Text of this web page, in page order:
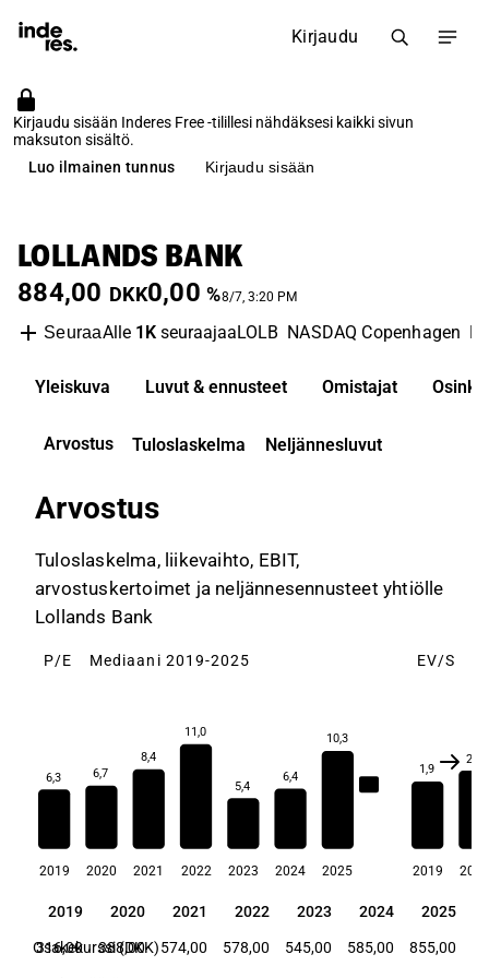
Kirjaudu
Kirjaudu sisään Inderes Free -tilillesi nähdäksesi kaikki sivun
maksuton sisältö.
Luo ilmainen tunnus
Kirjaudu sisään
LOLLANDS BANK
884,00 DKK0,00 %8/7, 3:20 PM
SeuraaAlle 1KseuraajaaLOLB NASDAQ Copenhagen
Yleiskuva Luvut & ennusteet Omistajat Osinko
Arvostus Tuloslaskelma Neljännesluvut
Arvostus
Tuloslaskelma, liikevaihto, EBIT,
arvostuskertoimet ja neljännesennusteet yhtiölle
Lollands Bank
P/E Mediaani 2019-2025
6,3 6,7
8,4
11,0
5,4
6,4
10,3
2019 2020 2021 2022 2023 2024 2025
EV/S
1,9
2,2
2019 2020
2019 2020 2021 2022 2023 2024 2025
2019 2020 2021 2022 2023 2024 2025
Osakekurssi (DKK)
316,00 388,00 574,00 578,00 545,00 585,00 855,00